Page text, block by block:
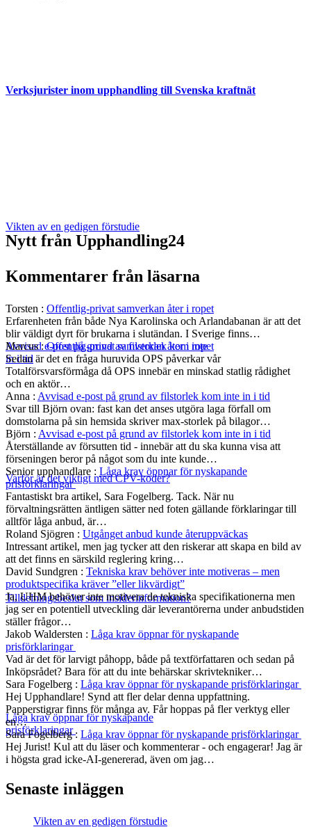
Verksjurister inom upphandling till Svenska kraftnät
Vikten av en gedigen förstudie
Avvisad e-post på grund av filstorlek kom inte
in i tid
Varför är det viktigt med CPV-koder?
Tilldelningsbeslut som insiderinformation?
Låga krav öppnar för nyskapande
prisförklaringar
Nytt från Upphandling24
Kommentarer från läsarna
Torsten : Offentlig-privat samverkan åter i ropet
Erfarenheten från både Nya Karolinska och Arlandabanan är att det
blir väldigt dyrt för brukarna i slutändan. I Sverige finns…
Marcus:Offentlig-privat samverkan åter i ropet
Sedan är det en fråga huruvida OPS påverkar vår
Totalförsvarsförmåga då OPS innebär en minskad statlig rådighet
och en aktör…
Anna : Avvisad e-post på grund av filstorlek kom inte in i tid
Svar till Björn ovan: fast kan det anses utgöra laga förfall om
domstolarna på sin hemsida skriver max-storlek på bilagor…
Björn : Avvisad e-post på grund av filstorlek kom inte in i tid
Återställande av försutten tid - innebär att du ska kunna visa att
förseningen beror på något som du inte kunde…
Senior upphandlare : Låga krav öppnar för nyskapande
prisförklaringar
Fantastiskt bra artikel, Sara Fogelberg. Tack. När nu
förvaltningsrätten äntligen sätter ned foten gällande förklaringar till
alltför låga anbud, är…
Roland Sjögren : Utgånget anbud kunde återuppväckas
Intressant artikel, men jag tycker att den riskerar att skapa en bild av
att det finns en särskild reglering kring…
David Sundgren : Tekniska krav behöver inte motiveras – men
produktspecifika kräver ”eller likvärdigt”
Ja, UHM behöver inte motivera de tekniska specifikationerna men
jag ser en potentiell utveckling där leverantörerna under anbudstiden
ställer frågor…
Jakob Waldersten : Låga krav öppnar för nyskapande
prisförklaringar
Vad är det för larvigt påhopp, både på textförfattaren och sedan på
Inköpsrådet? Bara för att du inte behärskar skrivtekniker…
Sara Fogelberg : Låga krav öppnar för nyskapande prisförklaringar
Hej Upphandlare! Synd att fler delar denna uppfattning.
Papperstigrar finns för många av. Får hoppas på fler verktyg eller
en…
Sara Fogelberg: Låga krav öppnar för nyskapande prisförklaringar
Hej Jurist! Kul att du läser och kommenterar - och engagerar! Jag är
i högsta grad icke-AI-genererad, även om jag…
Senaste inläggen
Vikten av en gedigen förstudie